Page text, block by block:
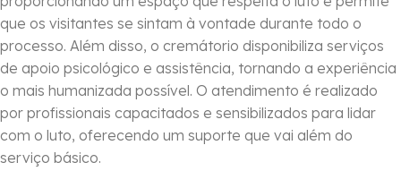
que os visitantes se sintam à vontade durante todo o
processo. Além disso, o cremátorio disponibiliza serviços
de apoio psicológico e assistência, tornando a experiência
o mais humanizada possível. O atendimento é realizado
por profissionais capacitados e sensibilizados para lidar
com o luto, oferecendo um suporte que vai além do
serviço básico.